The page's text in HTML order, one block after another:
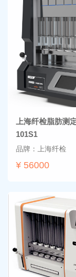
上海纤检脂肪测
101S1
品牌：上海纤检
¥ 56000